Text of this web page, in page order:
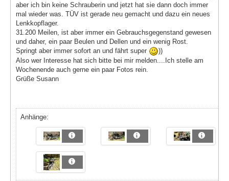
aber ich bin keine Schrauberin und jetzt hat sie dann doch immer
mal wieder was. TÜV ist gerade neu gemacht und dazu ein neues
Lenkkopflager.
31.200 Meilen, ist aber immer ein Gebrauchsgegenstand gewesen
und daher, ein paar Beulen und Dellen und ein wenig Rost.
Springt aber immer sofort an und fährt super
))
Also wer Interesse hat sich bitte bei mir melden....Ich stelle am
Wochenende auch gerne ein paar Fotos rein.
Grüße Susann
Anhänge: